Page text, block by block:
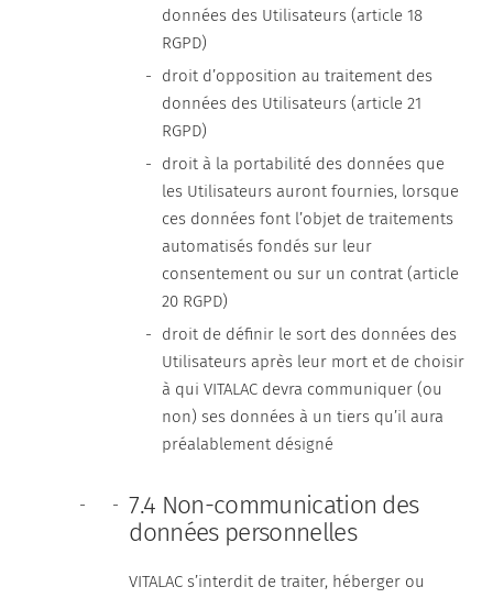
données des Utilisateurs (article 18
RGPD)
droit d’opposition au traitement des
données des Utilisateurs (article 21
RGPD)
droit à la portabilité des données que
les Utilisateurs auront fournies, lorsque
ces données font l’objet de traitements
automatisés fondés sur leur
consentement ou sur un contrat (article
20 RGPD)
droit de définir le sort des données des
Utilisateurs après leur mort et de choisir
à qui VITALAC devra communiquer (ou
non) ses données à un tiers qu’il aura
préalablement désigné
7.4 Non-communication des
données personnelles
VITALAC s’interdit de traiter, héberger ou